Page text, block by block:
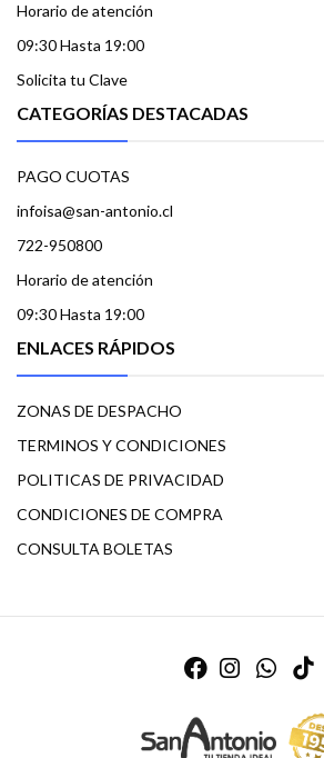
Horario de atención
09:30 Hasta 19:00
Solicita tu Clave
CATEGORÍAS DESTACADAS
PAGO CUOTAS
infoisa@san-antonio.cl
722-950800
Horario de atención
09:30 Hasta 19:00
ENLACES RÁPIDOS
ZONAS DE DESPACHO
TERMINOS Y CONDICIONES
POLITICAS DE PRIVACIDAD
CONDICIONES DE COMPRA
CONSULTA BOLETAS